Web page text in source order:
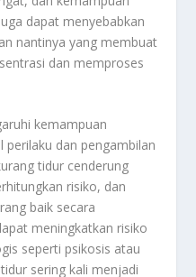
dapat menyebabkan
nantinya yang membuat
dan memproses
kemampuan
dan pengambilan
tidur cenderung
risiko, dan
baik secara
meningkatkan risiko
seperti psikosis atau
sering kali menjadi